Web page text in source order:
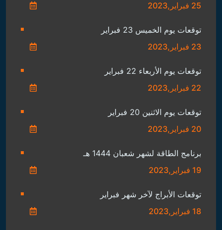
25 فبراير,2023
توقعات يوم الخميس 23 فبراير
23 فبراير,2023
توقعات يوم الأربعاء 22 فبراير
22 فبراير,2023
توقعات يوم الاثنين 20 فبراير
20 فبراير,2023
برنامج الطاقة لشهر شعبان 1444 هـ
19 فبراير,2023
توقعات الأبراج لآخر شهر فبراير
18 فبراير,2023